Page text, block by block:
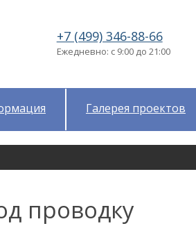
+7 (499) 346-88-66
Ежедневно: с 9:00 до 21:00
Галерея проектов
проводку